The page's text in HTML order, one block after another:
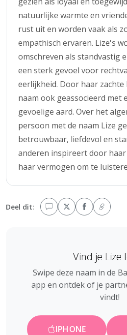
natuurlijke warmte en
rust uit en worden vaak als
empathisch ervaren. Lize's
omschreven als standvastig
een sterk gevoel voor
eerlijkheid. Door haar
naam ook geassocieerd met
gevoelige aard. Over het
persoon met de naam Lize
betrouwbaar, liefdevol en
anderen inspireert door
haar vermogen om te
Deel dit:
Vind je Lize
Swipe deze naam in de
app en ontdek of je
vindt!
IPHONE